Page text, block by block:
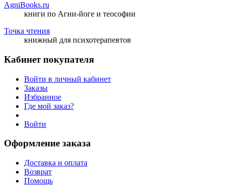
AgniBooks.ru
книги по Агни-йоге и теософии
Точка чтения
книжный для психотерапевтов
Кабинет покупателя
Войти в личный кабинет
Заказы
Избранное
Где мой заказ?
Войти
Оформление заказа
Доставка и оплата
Возврат
Помощь